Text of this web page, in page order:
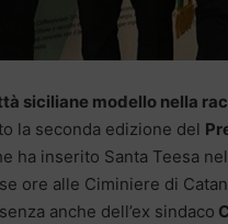
siciliane modello nella
la seconda edizione del
ha inserito Santa Teesa
ore alle Ciminiere di
anche dell’ex sindaco